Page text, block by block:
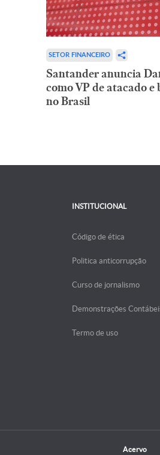
SETOR FINANCEIRO
Santander anuncia
como VP de atacado
no Brasil
INSTITUCIONAL
Código de ética
Politica anticorrupção
Curso de jornalismo
Demonstrações
Termo de uso
Acervo